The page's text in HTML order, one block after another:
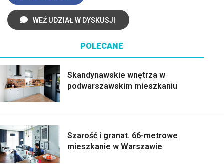
WEŹ UDZIAŁ W DYSKUSJI
POLECANE
Skandynawskie wnętrza w
podwarszawskim mieszkaniu
Szarość i granat. 66-metrowe
mieszkanie w Warszawie